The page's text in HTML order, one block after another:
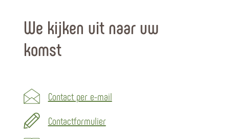
We kijken uit naar uw
komst
Contact per e-mail
Contactformulier